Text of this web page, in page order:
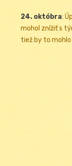
24. októbra:
mohol znížiť s
tiež by to mohlo